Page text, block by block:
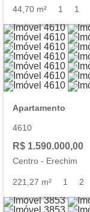
44,70 m² 1 1
Apartamento
4610
R$ 1.590.000,00
Centro - Erechim
221,27 m² 1 2